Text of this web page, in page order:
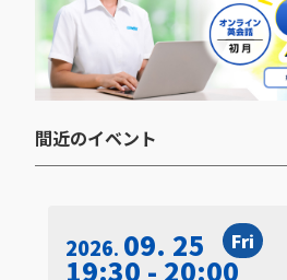
間近のイベント​
2026 09. 25 Fri
19:30 - 20:00